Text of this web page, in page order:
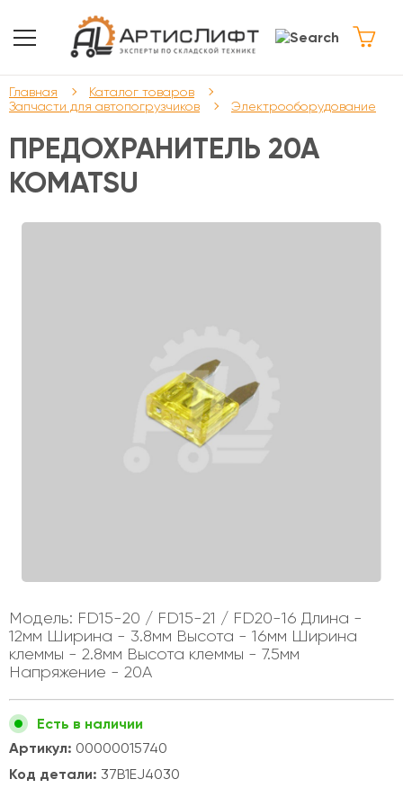
Главная
Каталог товаров
Запчасти для автопогрузчиков
Электрооборудование
ПРЕДОХРАНИТЕЛЬ 20А
KOMATSU
Модель: FD15-20 / FD15-21 / FD20-16 Длина -
12мм Ширина - 3.8мм Высота - 16мм Ширина
клеммы - 2.8мм Высота клеммы - 7.5мм
Напряжение - 20A
Есть в наличии
Артикул: 00000015740
Код детали: 37B1EJ4030